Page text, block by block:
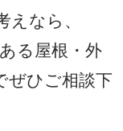
えなら、
る屋根・外
ぜひご相談下